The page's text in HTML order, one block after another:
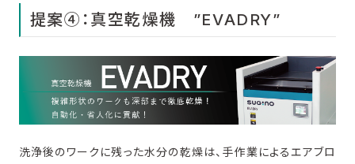
提案④：真空乾燥機 ”EVADRY”
洗浄後のワークに残った水分の乾燥は、手作業によるエアブロ